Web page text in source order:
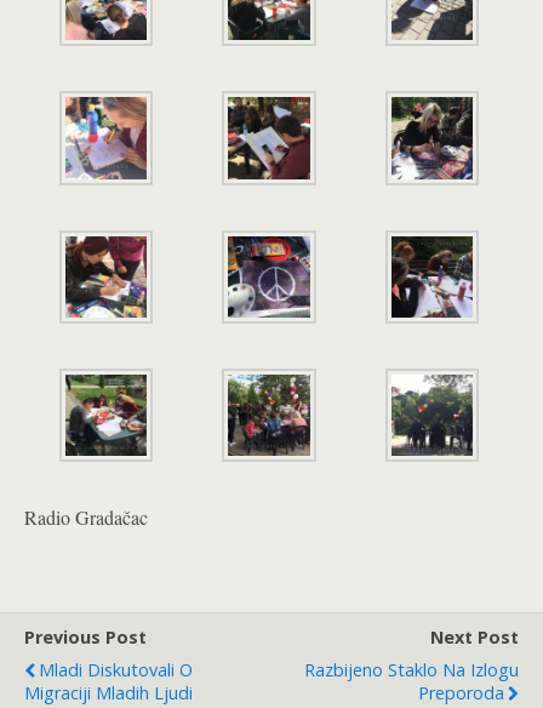
Radio Gradačac
Previous Post
Mladi Diskutovali O
Migraciji Mladih Ljudi
Next Post
Razbijeno Staklo Na Izlogu
Preporoda